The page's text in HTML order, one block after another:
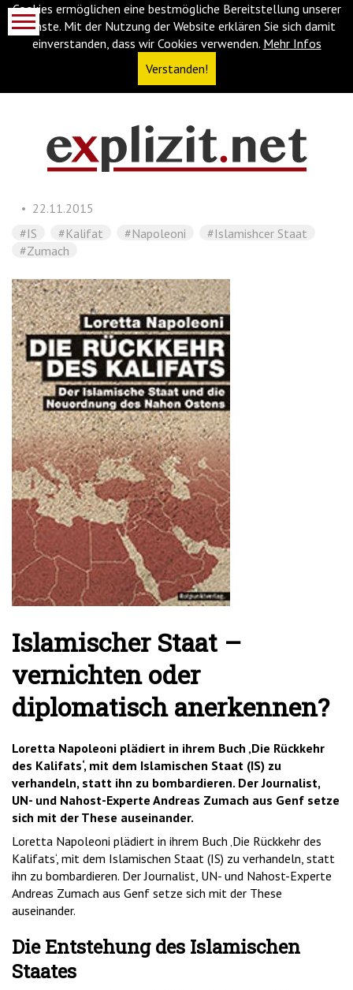
Cookies ermöglichen eine bestmögliche Bereitstellung unserer
Dienste. Mit der Nutzung der Website erklären Sie sich damit
einverstanden, dass wir Cookies verwenden. Mehr Infos
Verstanden!
(Accesskey
Zur
Navigation
(Accesskey
'3')Zur
Suche
springen
(Accesskey
'2')
22.11.2015
#IS
#Kalifat #Napoleoni
#Islamishcer Staat
#Zumach
Islamischer Staat –
vernichten oder
diplomatisch anerkennen?
Loretta Napoleoni plädiert in ihrem Buch ‚Die Rückkehr
des Kalifats‘, mit dem Islamischen Staat (IS) zu
verhandeln, statt ihn zu bombardieren. Der Journalist,
UN- und Nahost-Experte Andreas Zumach aus Genf setze
sich mit der These auseinander.
Loretta Napoleoni plädiert in ihrem Buch ‚Die Rückkehr des
Kalifats‘, mit dem Islamischen Staat (IS) zu verhandeln, statt
ihn zu bombardieren. Der Journalist, UN- und Nahost-Experte
Andreas Zumach aus Genf setze sich mit der These
auseinander.
Die Entstehung des Islamischen
Staates